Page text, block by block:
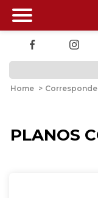
Home >
PLANOS